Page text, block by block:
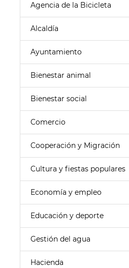
Agencia de la Bicicleta
Alcaldía
Ayuntamiento
Bienestar animal
Bienestar social
Comercio
Cooperación y Migración
Cultura y fiestas populares
Economía y empleo
Educación y deporte
Gestión del agua
Hacienda